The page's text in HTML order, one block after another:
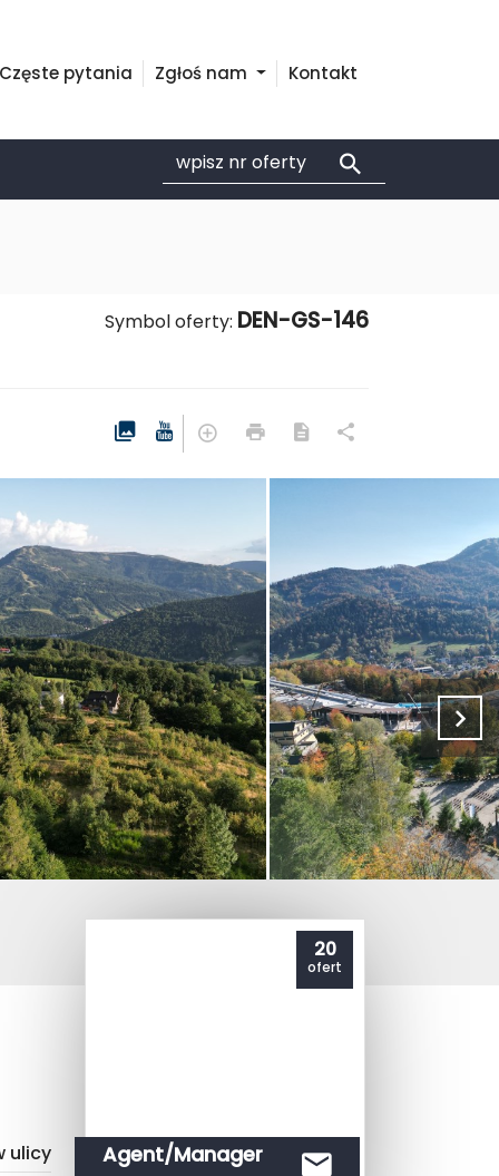
Częste pytania Zgłoś nam Kontakt
Symbol oferty: DEN-GS-146
ulicy
20
ofert
Agent/Manager